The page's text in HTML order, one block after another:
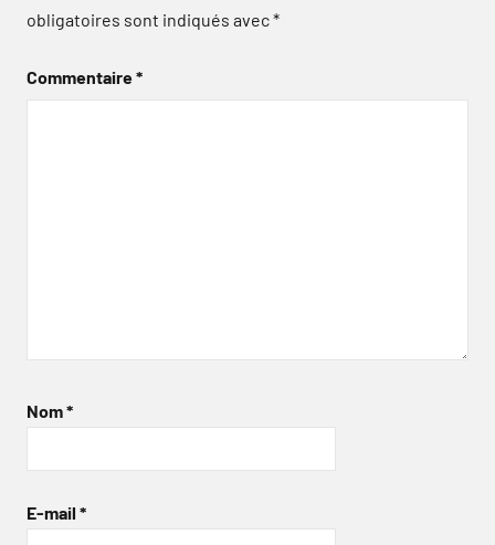
obligatoires sont indiqués avec*
Commentaire*
Nom*
E-mail *